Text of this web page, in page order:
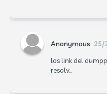
Anonymous 25/
los link del
resolv...